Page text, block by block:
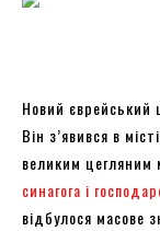
Новий єврейський
Він з’явився в
великим цегляним
синагога і
відбулося масове